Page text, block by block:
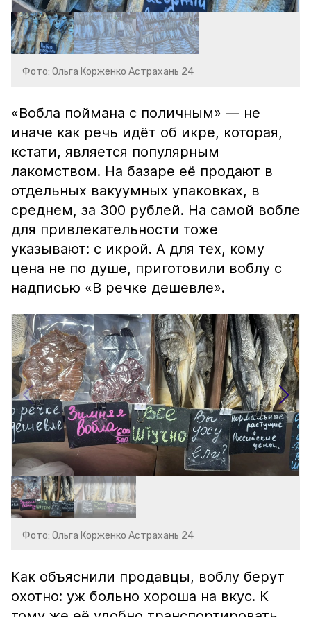
Фото: Ольга Корженко Астрахань 24
«Вобла поймана с поличным» — не
иначе как речь идёт об икре, которая,
кстати, является популярным
лакомством. На базаре её продают в
отдельных вакуумных упаковках, в
среднем, за 300 рублей. На самой вобле
для привлекательности тоже
указывают: с икрой. А для тех, кому
цена не по душе, приготовили воблу с
надписью «В речке дешевле».
Фото: Ольга Корженко Астрахань 24
Как объяснили продавцы, воблу берут
охотно: уж больно хороша на вкус. К